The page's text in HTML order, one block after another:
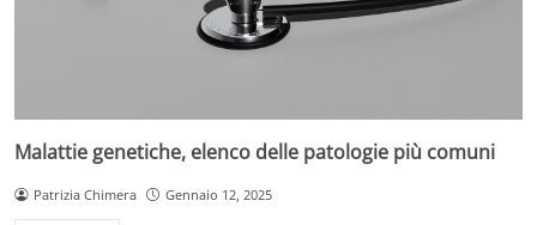
Malattie genetiche, elenco delle patologie più comuni
Patrizia Chimera Gennaio 12, 2025